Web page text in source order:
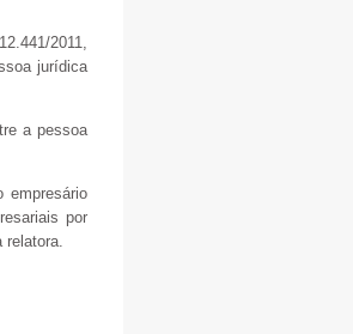
2011,
jurídica
a pessoa
empresário
por
relatora.